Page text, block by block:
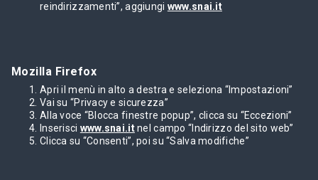
reindirizzamenti”, aggiungi www.snai.it
Mozilla Firefox
Apri il menù in alto a destra e seleziona “Impostazioni”
Vai su “Privacy e sicurezza”
Alla voce “Blocca finestre popup”, clicca su “Eccezioni”
Inserisci www.snai.itnel campo “Indirizzo del sito web”
Clicca su “Consenti”, poi su “Salva modifiche”